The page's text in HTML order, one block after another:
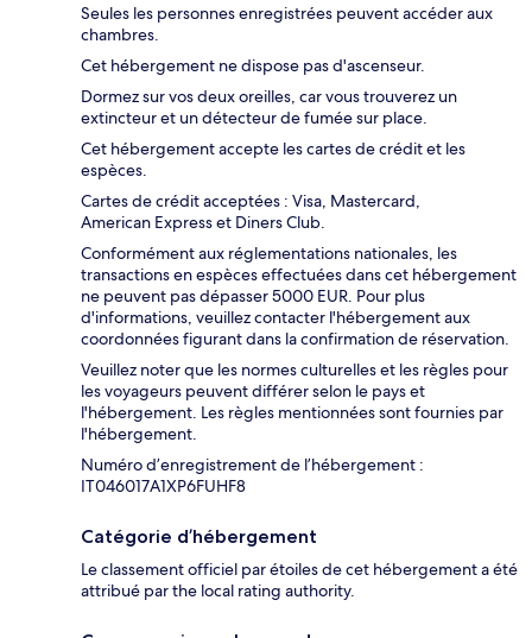
Seules les personnes enregistrées peuvent accéder aux
chambres.
Cet hébergement ne dispose pas d'ascenseur.
Dormez sur vos deux oreilles, car vous trouverez un
extincteur et un détecteur de fumée sur place.
Cet hébergement accepte les cartes de crédit et les
espèces.
Cartes de crédit acceptées : Visa, Mastercard,
American Express et Diners Club.
Conformément aux réglementations nationales, les
transactions en espèces effectuées dans cet hébergement
ne peuvent pas dépasser 5000 EUR. Pour plus
d'informations, veuillez contacter l'hébergement aux
coordonnées figurant dans la confirmation de réservation.
Veuillez noter que les normes culturelles et les règles pour
les voyageurs peuvent différer selon le pays et
l'hébergement. Les règles mentionnées sont fournies par
l'hébergement.
Numéro d’enregistrement de l’hébergement :
IT046017A1XP6FUHF8
Catégorie d’hébergement
Le classement officiel par étoiles de cet hébergement a été
attribué par the local rating authority.